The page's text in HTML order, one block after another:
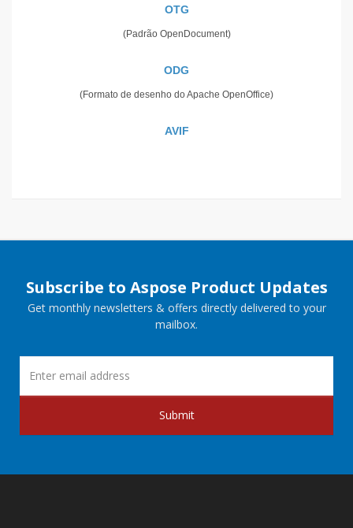
OTG
(Padrão OpenDocument)
ODG
(Formato de desenho do Apache OpenOffice)
AVIF
Subscribe to Aspose Product Updates
Get monthly newsletters & offers directly delivered to your
mailbox.
Submit